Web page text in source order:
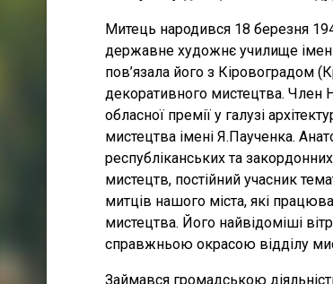
Митець народився 18 березня
державне художнє училище
пов’язала його з Кіровоградом
декоративного мистецтва. Член
обласної премії у галузі
мистецтва імені Я.Паученка.
республіканських та
мистецтв, постійний учасник
митців нашого міста, які
мистецтва. Його найвідоміші
справжньою окрасою відділу
Займався громадською